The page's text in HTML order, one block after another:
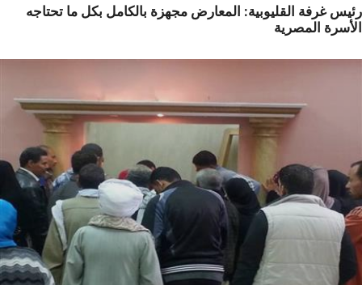
غرفة القليوبية: المعارض مجهزة بالكامل بكل ما تحتاجه
المصرية